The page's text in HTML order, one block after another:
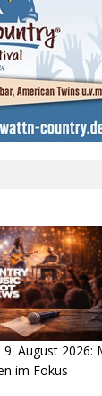
August 2026:
im Fokus